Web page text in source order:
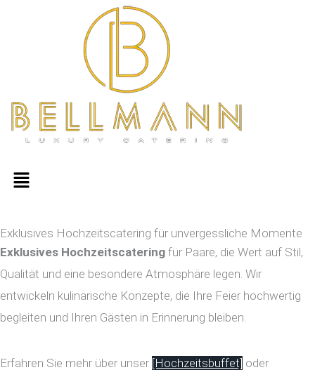
Menü
Exklusives Hochzeitscatering für unvergessliche Momente
Exklusives Hochzeitscatering für Paare, die Wert auf Stil,
Qualität und eine besondere Atmosphäre legen. Wir
entwickeln kulinarische Konzepte, die Ihre Feier hochwertig
begleiten und Ihren Gästen in Erinnerung bleiben.
Erfahren Sie mehr über unser [Hochzeitsbuffet] oder